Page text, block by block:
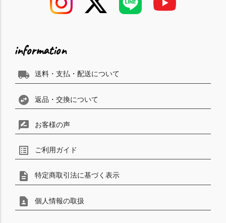
information
local_shipping 送料・支払・配送について
swap_horizontal_circle 返品・交換について
rate_review お客様の声
list_alt ご利用ガイド
description 特定商取引法に基づく表示
contact_page 個人情報の取扱